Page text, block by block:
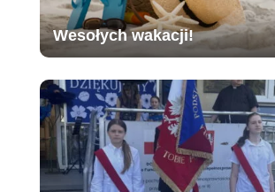
Wesołych wakacji!